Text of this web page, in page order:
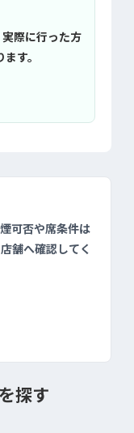
際に行った方
す。
可否や席条件は
舗へ確認してく
探す